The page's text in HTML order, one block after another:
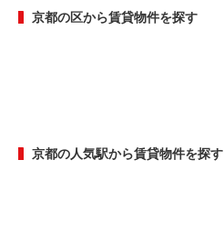
京都の区から賃貸物件を探す
京都の人気駅から賃貸物件を探す